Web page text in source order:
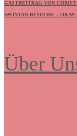
GASTBEITRAG VON
SPONTAN-BESUCHE –
Über